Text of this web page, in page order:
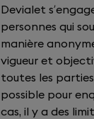
Devialet
personnes qui
manière
vigueur et
toutes les
possible pour
cas, il y a des